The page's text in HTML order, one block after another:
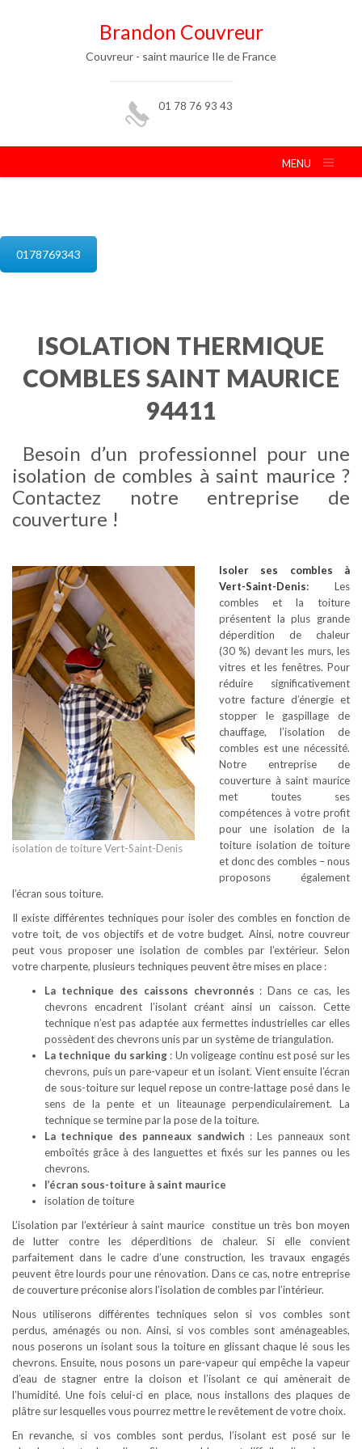
Brandon Couvreur
Couvreur - saint maurice Ile de France
01 78 76 93 43
MENU
0178769343
ISOLATION THERMIQUE
COMBLES SAINT MAURICE
94411
Besoin d’un professionnel pour une
isolation de combles à saint maurice ?
Contactez notre entreprise de
couverture !
isolation de toiture Vert-Saint-Denis
Isoler ses combles à
Vert-Saint-Denis: Les
combles et la toiture
présentent la plus grande
déperdition de chaleur
(30 %) devant les murs, les
vitres et les fenêtres. Pour
réduire significativement
votre facture d’énergie et
stopper le gaspillage de
chauffage, l’isolation de
combles est une nécessité.
Notre entreprise de
couverture à saint maurice
met toutes ses
compétences à votre profit
pour une isolation de la
toiture isolation de toiture
et donc des combles – nous
proposons également
l’écran sous toiture.
Il existe différentes techniques pour isoler des combles en fonction de
votre toit, de vos objectifs et de votre budget. Ainsi, notre couvreur
peut vous proposer une isolation de combles par l’extérieur. Selon
votre charpente, plusieurs techniques peuvent être mises en place :
La technique des caissons chevronnés : Dans ce cas, les
chevrons encadrent l’isolant créant ainsi un caisson. Cette
technique n’est pas adaptée aux fermettes industrielles car elles
possèdent des chevrons unis par un système de triangulation.
La technique du sarking : Un voligeage continu est posé sur les
chevrons, puis un pare-vapeur et un isolant. Vient ensuite l’écran
de sous-toiture sur lequel repose un contre-lattage posé dans le
sens de la pente et un liteaunage perpendiculairement. La
technique se termine par la pose de la toiture.
La technique des panneaux sandwich : Les panneaux sont
emboîtés grâce à des languettes et fixés sur les pannes ou les
chevrons.
l’écran sous-toiture à saint maurice
isolation de toiture
L’isolation par l’extérieur à saint maurice constitue un très bon moyen
de lutter contre les déperditions de chaleur. Si elle convient
parfaitement dans le cadre d’une construction, les travaux engagés
peuvent être lourds pour une rénovation. Dans ce cas, notre entreprise
de couverture préconise alors l’isolation de combles par l’intérieur.
Nous utiliserons différentes techniques selon si vos combles sont
perdus, aménagés ou non. Ainsi, si vos combles sont aménageables,
nous poserons un isolant sous la toiture en glissant chaque lé sous les
chevrons. Ensuite, nous posons un pare-vapeur qui empêche la vapeur
d’eau de stagner entre la cloison et l’isolant ce qui amènerait de
l’humidité. Une fois celui-ci en place, nous installons des plaques de
plâtre sur lesquelles vous pourrez mettre le revêtement de votre choix.
En revanche, si vos combles sont perdus, l’isolant est posé sur le